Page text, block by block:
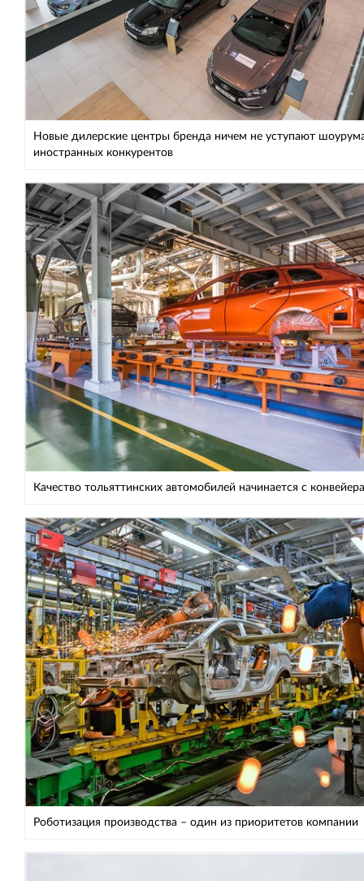
Новые дилерские центры бренда ничем не уступают
иностранных конкурентов
Качество тольяттинских автомобилей начинается с конвейера
Роботизация производства – один из приоритетов компании